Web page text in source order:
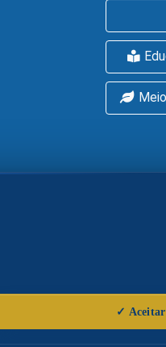
sob responsabilidade
(67) 3409-1500(Ramal da